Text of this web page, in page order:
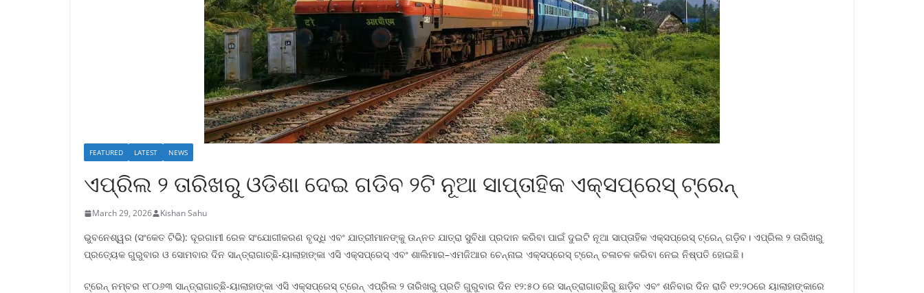
FEATURED LATEST NEWS
ଏପ୍ରିଲ ୨ ତାରିଖରୁ ଓଡିଶା ଦେଇ ଗଡିବ ୨ଟି ନୂଆ ସାପ୍ତାହିକ ଏକ୍ସପ୍ରେସ୍ ଟ୍ରେନ୍
March 29, 2026 Kishan Sahu
ଭୁବନେଶ୍ୱର (ସଂକେତ ଟିଭି): ଦୂରଗାମୀ ରେଳ ସଂଯୋଗୀକରଣ ବୃଦ୍ଧି ଏବଂ ଯାତ୍ରୀମାନଙ୍କୁ ଉନ୍ନତ ଯାତ୍ରା ସୁବିଧା ପ୍ରଦାନ କରିବା ପାଇଁ ଦୁଇଟି ନୂଆ ସାପ୍ତାହିକ ଏକ୍ସପ୍ରେସ୍ ଟ୍ରେନ୍ ଗଡ଼ିବ। ଏପ୍ରିଲ ୨ ତାରିଖରୁ
ପ୍ରତ୍ୟେକ ଗୁରୁବାର ଓ ସୋମବାର ଦିନ ସାନ୍ତ୍ରାଗାଚ୍ଛି-ୟାଲାହାଙ୍କା ଏସି ଏକ୍ସପ୍ରେସ୍ ଏବଂ ଶାଲିମାର–ଏମଜିଆର ଚେନ୍ନାଇ ଏକ୍ସପ୍ରେସ୍ ଟ୍ରେନ୍ ଚଳାଚଳ କରିବା ନେଇ ନିଷ୍ପତି ହୋଇଛି।
ଟ୍ରେନ୍ ନମ୍ବର ୧୮୦୬୩ ସାନ୍ତ୍ରାଗାଚ୍ଛି-ୟାଲାହାଙ୍କା ଏସି ଏକ୍ସପ୍ରେସ୍ ଟ୍ରେନ୍ ଏପ୍ରିଲ ୨ ତାରିଖରୁ ପ୍ରତି ଗୁରୁବାର ଦିନ ୧୨:୫୦ ରେ ସାନ୍ତ୍ରାଗାଚ୍ଛିରୁ ଛାଡ଼ିବ ଏବଂ ଶନିବାର ଦିନ ରାତି ୧୨:୨୦ରେ ୟାଲାହାଙ୍କାରେ